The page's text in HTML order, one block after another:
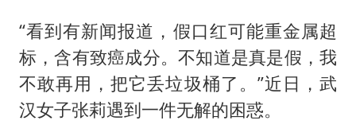
世界第1特鲁姆普斯诺克中国赛一轮游
国足U17与阿森纳决赛取消 并列冠军
“看到有新闻报道，假口红可能重金属超
标，含有致癌成分。不知道是真是假，我
不敢再用，把它丢垃圾桶了。”近日，武
汉女子张莉遇到一件无解的困惑。